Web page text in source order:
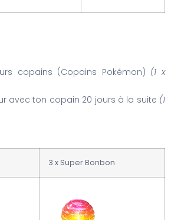
copains (Copains Pokémon) (1 x
avec ton copain 20 jours à la suite (1
3 x Super Bonbon